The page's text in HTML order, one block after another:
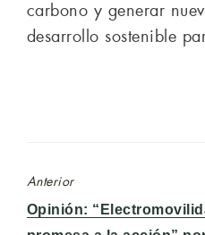
carbono y generar
desarrollo sostenible
Anterior
Entrada
Opinión: